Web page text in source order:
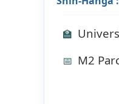
🏫
📅 M2